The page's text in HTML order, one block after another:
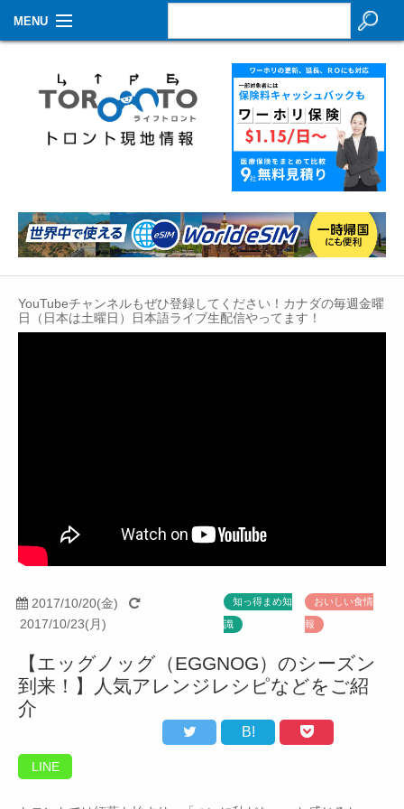
MENU
生活情報
その他
イベントカレンダー
Contact
YouTubeチャンネルもぜひ登録してください！カナダの毎週金曜
日（日本は土曜日）日本語ライブ生配信やってます！
2017/10/20(金)
2017/10/23(月)
知っ得まめ知
識
おいしい食情
報
【エッグノッグ（EGGNOG）のシーズン
到来！】人気アレンジレシピなどをご紹
介
B!
LINE